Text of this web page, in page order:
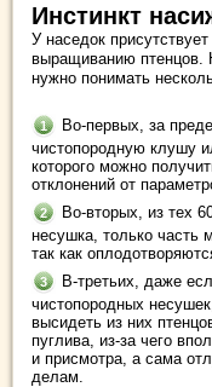
Инстинкт
У наседок
выращиванию птенцов.
нужно понимать
Во-первых, за
чистопородную клушу
которого можно
отклонений от
Во-вторых, из тех
несушка, только часть
так как
В-третьих, даже
чистопородных
высидеть из них
пуглива, из-за чего
и присмотра, а сама
делам.